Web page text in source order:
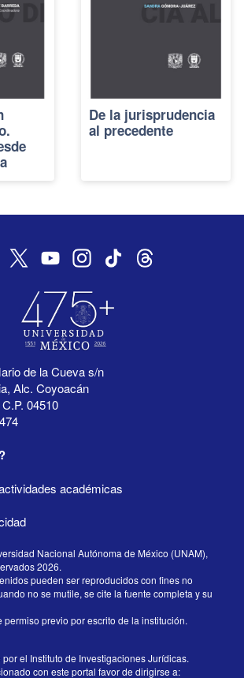
De la jurisprudencia
al precedente
de la Cueva s/n
Alc. Coyoacán
04510
académicas
Nacional Autónoma de México (UNAM),
2026.
pueden ser reproducidos con fines no
no se mutile, se cite la fuente completa y su
permiso previo por escrito de la institución.
el Instituto de Investigaciones Jurídicas.
con este portal favor de dirigirse a: